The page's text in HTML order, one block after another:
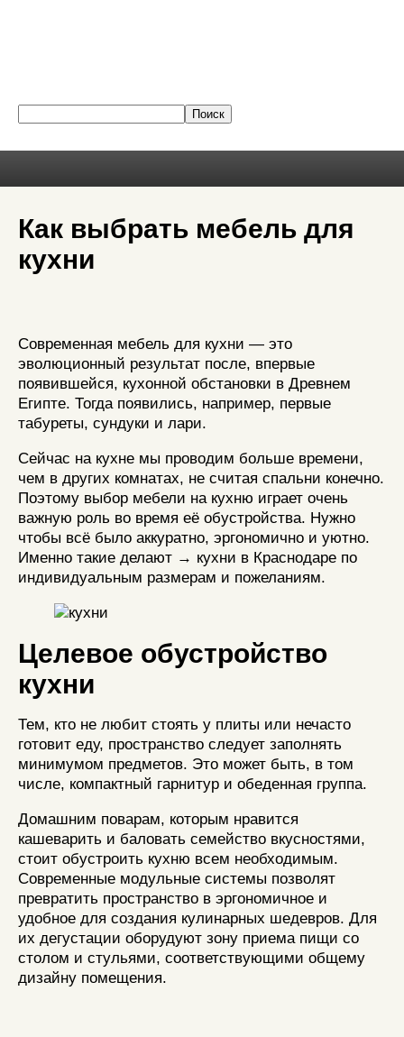
Как выбрать мебель для
кухни
Современная мебель для кухни — это
эволюционный результат после, впервые
появившейся, кухонной обстановки в Древнем
Египте. Тогда появились, например, первые
табуреты, сундуки и лари.
Сейчас на кухне мы проводим больше времени,
чем в других комнатах, не считая спальни конечно.
Поэтому выбор мебели на кухню играет очень
важную роль во время её обустройства. Нужно
чтобы всё было аккуратно, эргономично и уютно.
Именно такие делают → кухни в Краснодаре по
индивидуальным размерам и пожеланиям.
Целевое обустройство
кухни
Тем, кто не любит стоять у плиты или нечасто
готовит еду, пространство следует заполнять
минимумом предметов. Это может быть, в том
числе, компактный гарнитур и обеденная группа.
Домашним поварам, которым нравится
кашеварить и баловать семейство вкусностями,
стоит обустроить кухню всем необходимым.
Современные модульные системы позволят
превратить пространство в эргономичное и
удобное для создания кулинарных шедевров. Для
их дегустации оборудуют зону приема пищи со
столом и стульями, соответствующими общему
дизайну помещения.